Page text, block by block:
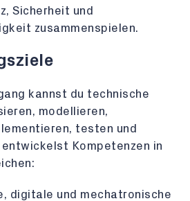
Sicherheit und
zusammenspielen.
kannst du technische
modellieren,
testen und
Kompetenzen in
digitale und mechatronische